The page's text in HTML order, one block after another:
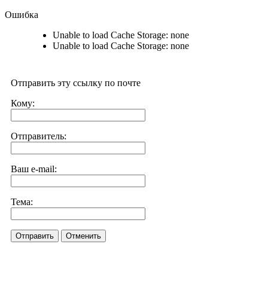
Ошибка
Unable to load Cache Storage: none
Unable to load Cache Storage: none
Отправить эту ссылку по почте
Кому:
Отправитель:
Ваш e-mail:
Тема:
Отправить Отменить